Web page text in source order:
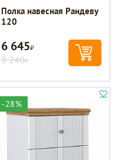
Полка навесная Рандеву
120
6 645Р
9 240Р
-28%